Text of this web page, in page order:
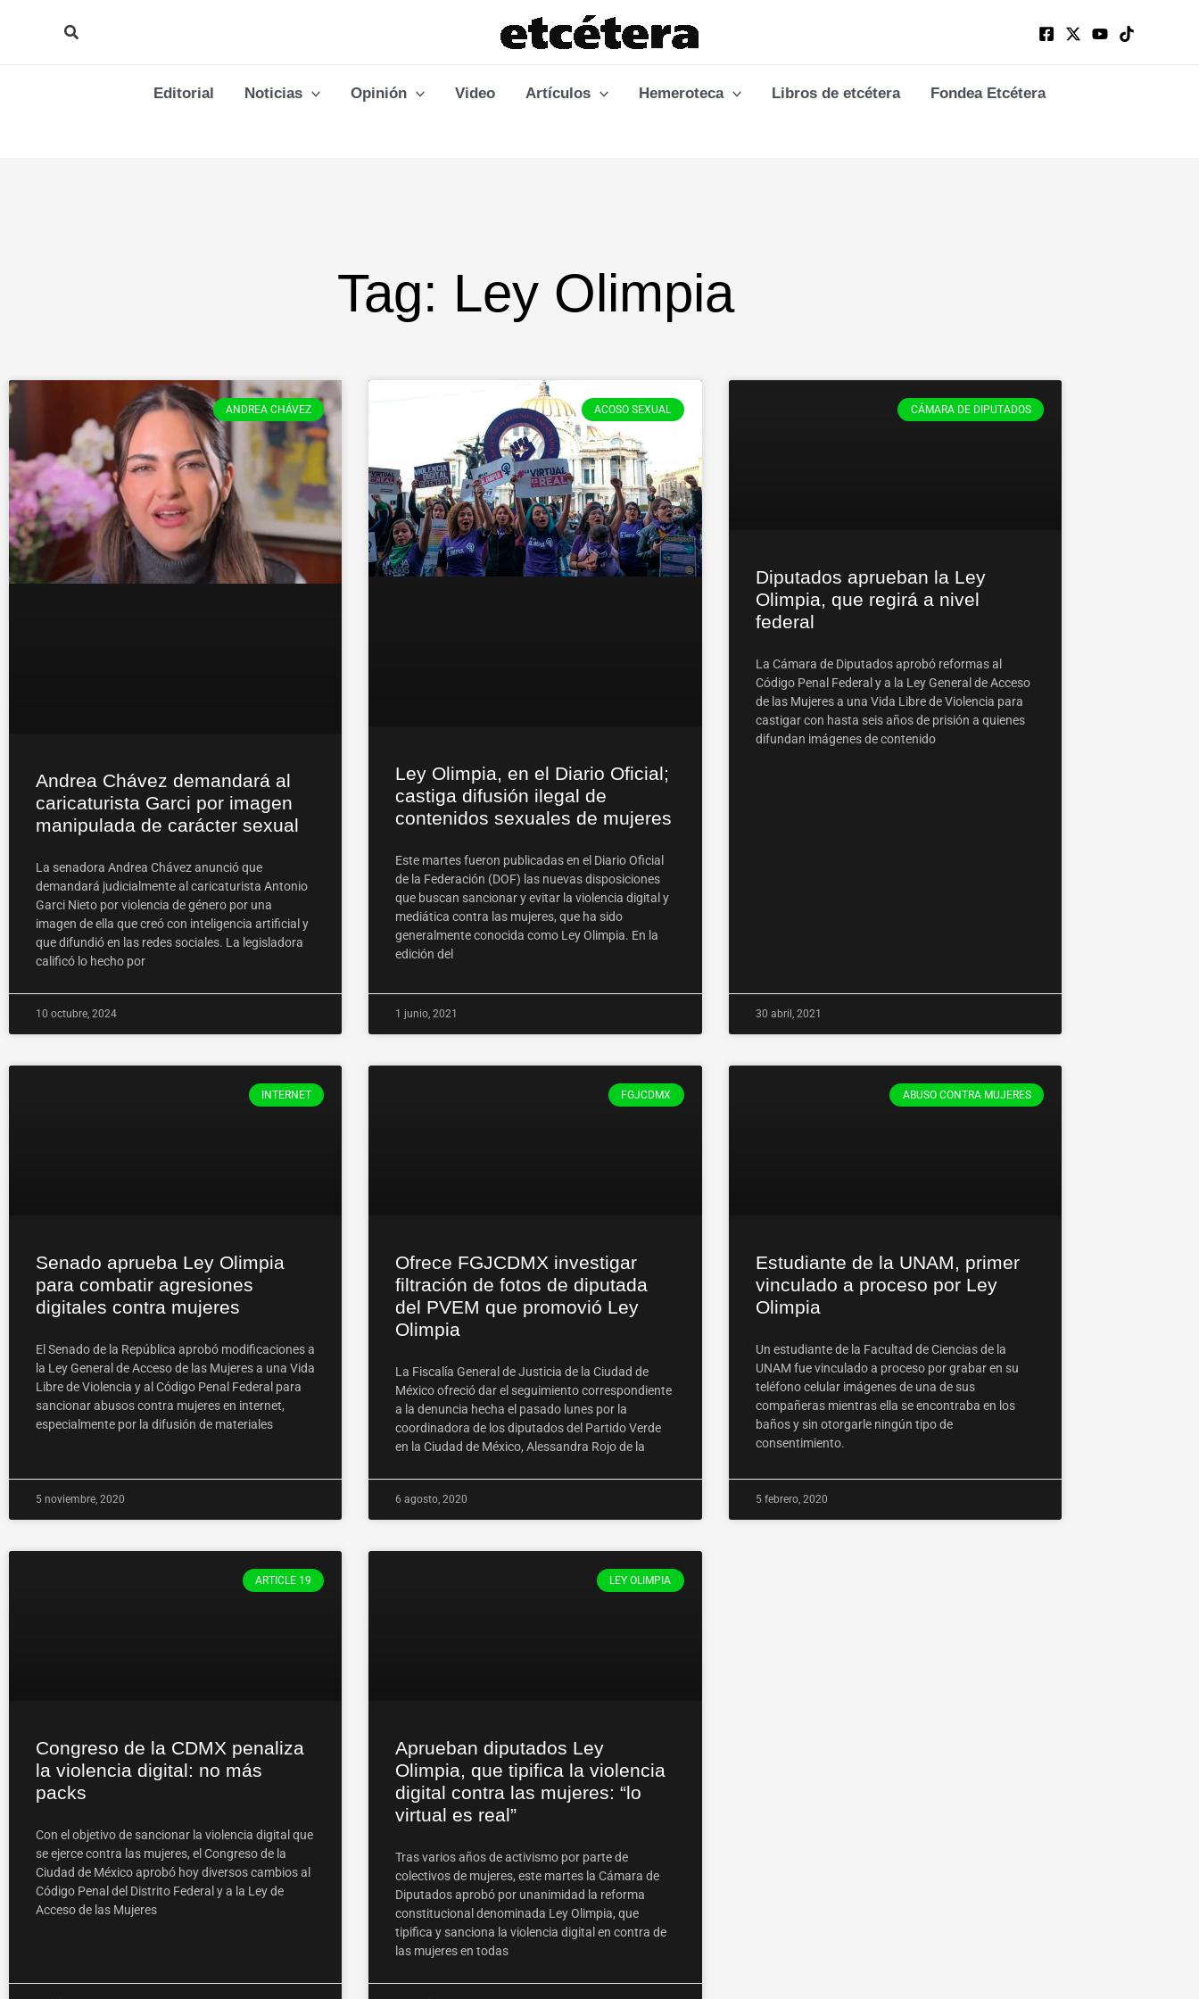
Buscar
Editorial Noticias Opinión Video Artículos Hemeroteca Libros de etcétera Fondea Etcétera
Tag: Ley Olimpia
ANDREA CHÁVEZ
Andrea Chávez demandará al
caricaturista Garci por imagen
manipulada de carácter sexual
La senadora Andrea Chávez anunció que
demandará judicialmente al caricaturista Antonio
Garci Nieto por violencia de género por una
imagen de ella que creó con inteligencia artificial y
que difundió en las redes sociales. La legisladora
calificó lo hecho por
10 octubre, 2024
ACOSO SEXUAL
Ley Olimpia, en el Diario Oficial;
castiga difusión ilegal de
contenidos sexuales de mujeres
Este martes fueron publicadas en el Diario Oficial
de la Federación (DOF) las nuevas disposiciones
que buscan sancionar y evitar la violencia digital y
mediática contra las mujeres, que ha sido
generalmente conocida como Ley Olimpia. En la
edición del
1 junio, 2021
CÁMARA DE DIPUTADOS
Diputados aprueban la Ley
Olimpia, que regirá a nivel
federal
La Cámara de Diputados aprobó reformas al
Código Penal Federal y a la Ley General de Acceso
de las Mujeres a una Vida Libre de Violencia para
castigar con hasta seis años de prisión a quienes
difundan imágenes de contenido
30 abril, 2021
INTERNET
Senado aprueba Ley Olimpia
para combatir agresiones
digitales contra mujeres
El Senado de la República aprobó modificaciones a
la Ley General de Acceso de las Mujeres a una Vida
Libre de Violencia y al Código Penal Federal para
sancionar abusos contra mujeres en internet,
especialmente por la difusión de materiales
5 noviembre, 2020
FGJCDMX
Ofrece FGJCDMX investigar
filtración de fotos de diputada
del PVEM que promovió Ley
Olimpia
La Fiscalía General de Justicia de la Ciudad de
México ofreció dar el seguimiento correspondiente
a la denuncia hecha el pasado lunes por la
coordinadora de los diputados del Partido Verde
en la Ciudad de México, Alessandra Rojo de la
6 agosto, 2020
ABUSO CONTRA MUJERES
Estudiante de la UNAM, primer
vinculado a proceso por Ley
Olimpia
Un estudiante de la Facultad de Ciencias de la
UNAM fue vinculado a proceso por grabar en su
teléfono celular imágenes de una de sus
compañeras mientras ella se encontraba en los
baños y sin otorgarle ningún tipo de
consentimiento.
5 febrero, 2020
ARTICLE 19
Congreso de la CDMX penaliza
la violencia digital: no más
packs
Con el objetivo de sancionar la violencia digital que
se ejerce contra las mujeres, el Congreso de la
Ciudad de México aprobó hoy diversos cambios al
Código Penal del Distrito Federal y a la Ley de
Acceso de las Mujeres
LEY OLIMPIA
Aprueban diputados Ley
Olimpia, que tipifica la violencia
digital contra las mujeres: “lo
virtual es real”
Tras varios años de activismo por parte de
colectivos de mujeres, este martes la Cámara de
Diputados aprobó por unanimidad la reforma
constitucional denominada Ley Olimpia, que
tipifica y sanciona la violencia digital en contra de
las mujeres en todas